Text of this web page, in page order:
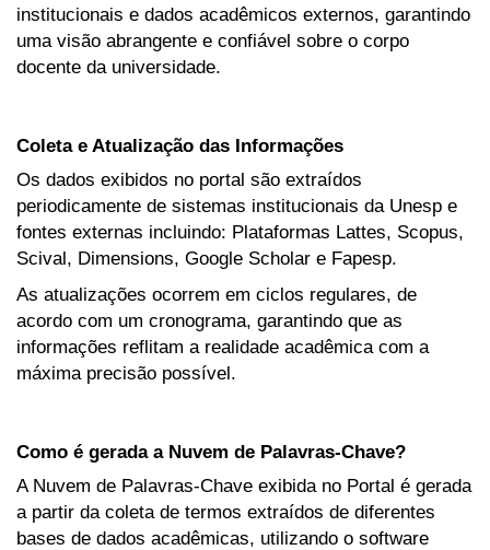
institucionais e dados acadêmicos externos, garantindo
uma visão abrangente e confiável sobre o corpo
docente da universidade.
Coleta e Atualização das Informações
Os dados exibidos no portal são extraídos
periodicamente de sistemas institucionais da Unesp e
fontes externas incluindo: Plataformas Lattes, Scopus,
Scival, Dimensions, Google Scholar e Fapesp.
As atualizações ocorrem em ciclos regulares, de
acordo com um cronograma, garantindo que as
informações reflitam a realidade acadêmica com a
máxima precisão possível.
Como é gerada a Nuvem de Palavras-Chave?
A Nuvem de Palavras-Chave exibida no Portal é gerada
a partir da coleta de termos extraídos de diferentes
bases de dados acadêmicas, utilizando o software